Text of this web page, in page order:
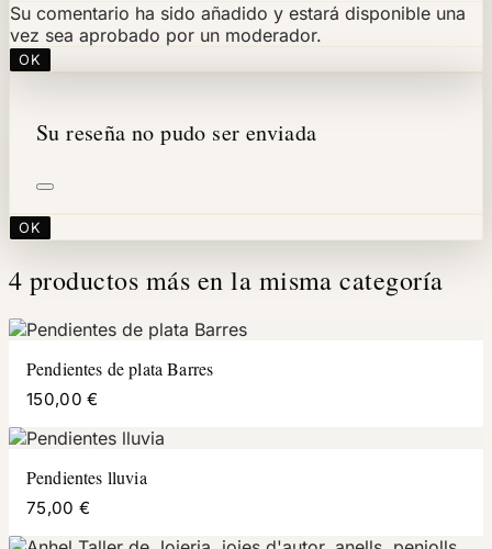
Su comentario ha sido añadido y estará disponible una
vez sea aprobado por un moderador.
OK
Su reseña no pudo ser enviada
OK
4 productos más en la misma categoría
Pendientes de plata Barres
150,00 €
Pendientes lluvia
75,00 €